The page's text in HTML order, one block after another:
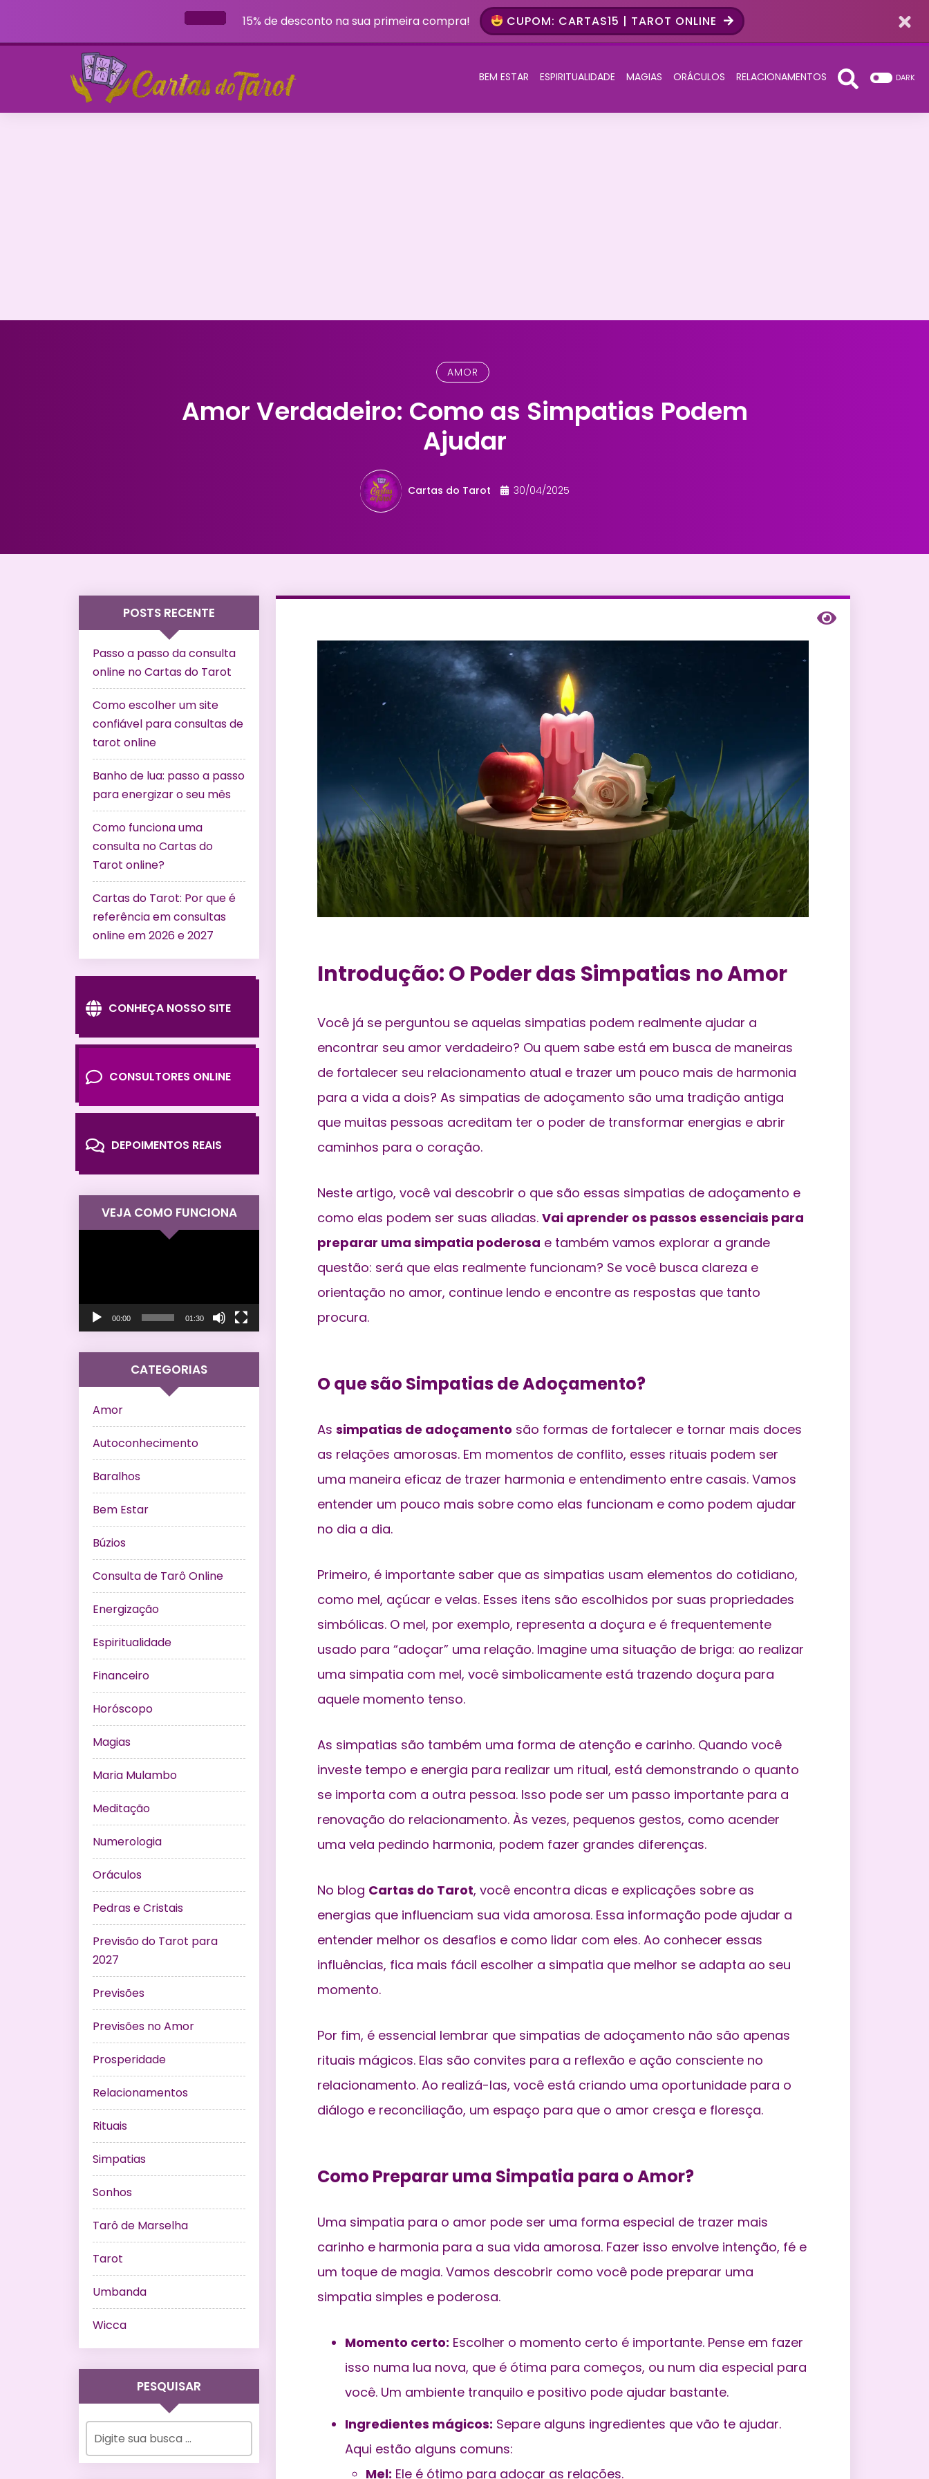
15% de desconto na sua primeira compra! CUPOM: CARTAS15 | TAROT ONLINE
BEM ESTAR ESPIRITUALIDADE MAGIAS ORÁCULOS RELACIONAMENTOS DARK
AMOR
Amor Verdadeiro: Como as Simpatias Podem
Ajudar
Cartas do Tarot 30/04/2025
Introdução: O Poder das Simpatias no Amor
Você já se perguntou se aquelas simpatias podem realmente ajudar a
encontrar seu amor verdadeiro? Ou quem sabe está em busca de maneiras
de fortalecer seu relacionamento atual e trazer um pouco mais de harmonia
para a vida a dois? As simpatias de adoçamento são uma tradição antiga
que muitas pessoas acreditam ter o poder de transformar energias e abrir
caminhos para o coração.
Neste artigo, você vai descobrir o que são essas simpatias de adoçamento e
como elas podem ser suas aliadas. Vai aprender os passos essenciais para
preparar uma simpatia poderosa e também vamos explorar a grande
questão: será que elas realmente funcionam? Se você busca clareza e
orientação no amor, continue lendo e encontre as respostas que tanto
procura.
O que são Simpatias de Adoçamento?
As simpatias de adoçamento são formas de fortalecer e tornar mais doces
as relações amorosas. Em momentos de conflito, esses rituais podem ser
uma maneira eficaz de trazer harmonia e entendimento entre casais. Vamos
entender um pouco mais sobre como elas funcionam e como podem ajudar
no dia a dia.
Primeiro, é importante saber que as simpatias usam elementos do cotidiano,
como mel, açúcar e velas. Esses itens são escolhidos por suas propriedades
simbólicas. O mel, por exemplo, representa a doçura e é frequentemente
usado para “adoçar” uma relação. Imagine uma situação de briga: ao realizar
uma simpatia com mel, você simbolicamente está trazendo doçura para
aquele momento tenso.
As simpatias são também uma forma de atenção e carinho. Quando você
investe tempo e energia para realizar um ritual, está demonstrando o quanto
se importa com a outra pessoa. Isso pode ser um passo importante para a
renovação do relacionamento. Às vezes, pequenos gestos, como acender
uma vela pedindo harmonia, podem fazer grandes diferenças.
No blog Cartas do Tarot, você encontra dicas e explicações sobre as
energias que influenciam sua vida amorosa. Essa informação pode ajudar a
entender melhor os desafios e como lidar com eles. Ao conhecer essas
influências, fica mais fácil escolher a simpatia que melhor se adapta ao seu
momento.
Por fim, é essencial lembrar que simpatias de adoçamento não são apenas
rituais mágicos. Elas são convites para a reflexão e ação consciente no
relacionamento. Ao realizá-las, você está criando uma oportunidade para o
diálogo e reconciliação, um espaço para que o amor cresça e floresça.
Como Preparar uma Simpatia para o Amor?
Uma simpatia para o amor pode ser uma forma especial de trazer mais
carinho e harmonia para a sua vida amorosa. Fazer isso envolve intenção, fé e
um toque de magia. Vamos descobrir como você pode preparar uma
simpatia simples e poderosa.
Momento certo: Escolher o momento certo é importante. Pense em fazer
isso numa lua nova, que é ótima para começos, ou num dia especial para
você. Um ambiente tranquilo e positivo pode ajudar bastante.
Ingredientes mágicos: Separe alguns ingredientes que vão te ajudar.
Aqui estão alguns comuns:
Mel: Ele é ótimo para adoçar as relações.
POSTS RECENTE
Passo a passo da consulta
online no Cartas do Tarot
Como escolher um site
confiável para consultas de
tarot online
Banho de lua: passo a passo
para energizar o seu mês
Como funciona uma
consulta no Cartas do
Tarot online?
Cartas do Tarot: Por que é
referência em consultas
online em 2026 e 2027
CONHEÇA NOSSO SITE
CONSULTORES ONLINE
DEPOIMENTOS REAIS
VEJA COMO FUNCIONA
00:00 01:30
CATEGORIAS
Amor
Autoconhecimento
Baralhos
Bem Estar
Búzios
Consulta de Tarô Online
Energização
Espiritualidade
Financeiro
Horóscopo
Magias
Maria Mulambo
Meditação
Numerologia
Oráculos
Pedras e Cristais
Previsão do Tarot para
2027
Previsões
Previsões no Amor
Prosperidade
Relacionamentos
Rituais
Simpatias
Sonhos
Tarô de Marselha
Tarot
Umbanda
Wicca
PESQUISAR